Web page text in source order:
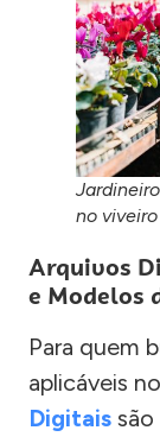
no
Arquivos
e Modelos
Para quem
aplicáveis
Digitais são